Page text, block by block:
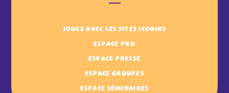
JOUEZ AVEC LES SITES ICONIKS
ESPACE PRO
ESPACE PRESSE
ESPACE GROUPES
ESPACE SÉMINAIRES